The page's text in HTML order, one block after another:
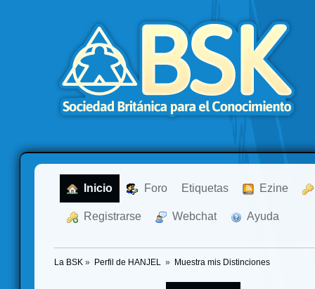
Inicio Foro Etiquetas Ezine
Registrarse Webchat Ayuda
La BSK » Perfil de HANJEL » Muestra mis Distinciones